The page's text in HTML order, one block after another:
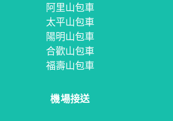
阿里山包車
太平山包車
陽明山包車
合歡山包車
福壽山包車
機場接送